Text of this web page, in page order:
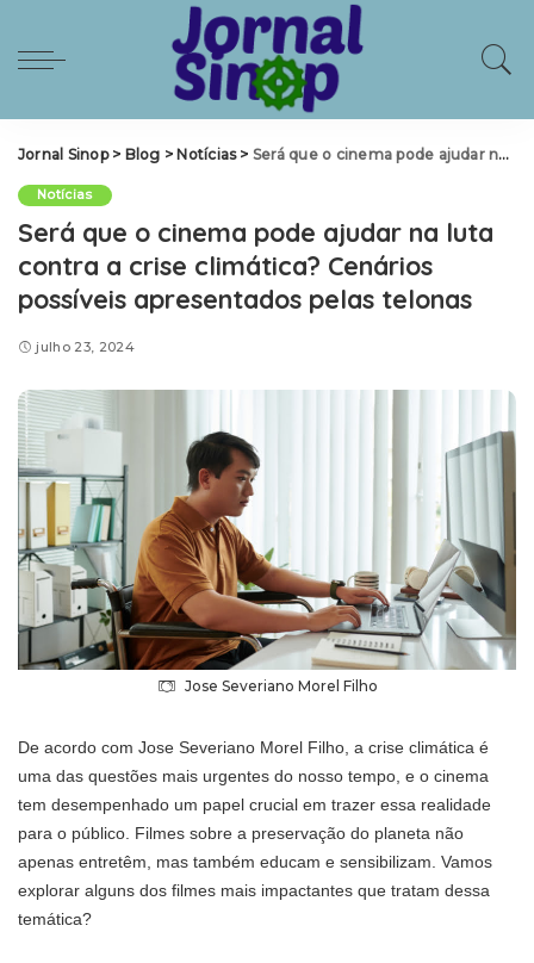
Jornal Sinop> Blog > Notícias> Será que o cinema pode ajudar na luta contra a crise climática? Cenários possíveis apresentados pelas telonas
Notícias
Será que o cinema pode ajudar na luta
contra a crise climática? Cenários
possíveis apresentados pelas telonas
julho 23, 2024
Jose Severiano Morel Filho
De acordo com Jose Severiano Morel Filho, a crise climática é
uma das questões mais urgentes do nosso tempo, e o cinema
tem desempenhado um papel crucial em trazer essa realidade
para o público. Filmes sobre a preservação do planeta não
apenas entretêm, mas também educam e sensibilizam. Vamos
explorar alguns dos filmes mais impactantes que tratam dessa
temática?